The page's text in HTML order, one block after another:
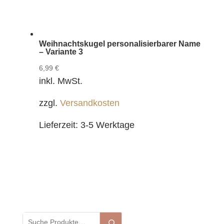
Weihnachtskugel personalisierbarer Name
– Variante 3
6,99 €
inkl. MwSt.
zzgl. Versandkosten
Lieferzeit: 3-5 Werktage